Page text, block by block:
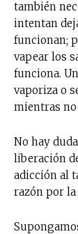
también
intentan
funcionan;
vapear los
funciona.
vaporiza o
mientras no
No hay
liberación
adicción al
razón por la